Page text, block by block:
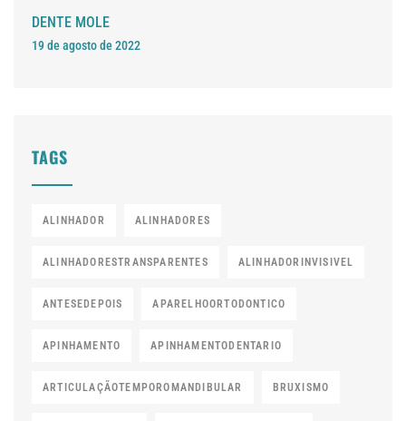
DENTE MOLE
19 de agosto de 2022
TAGS
ALINHADOR ALINHADORES
ALINHADORESTRANSPARENTES ALINHADORINVISIVEL
ANTESEDEPOIS APARELHOORTODONTICO
APINHAMENTO APINHAMENTODENTARIO
ARTICULAÇÃOTEMPOROMANDIBULAR BRUXISMO